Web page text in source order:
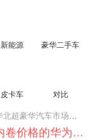
新能源 豪华二手车
皮卡车 对比
不要伤了余承东的心！不内卷价格的华为，弥足珍贵！
纵观鸿蒙智行一路走来的发展路径，很难得地走出了一条和当下车市截然不同的道路：不靠降价走量、不参与低端价格厮杀，始终以技术迭代、架构创新、智能化体验升级、整车品质突破作为核心驱动力，稳步实现产品价值向上、品牌价格带稳步攀升。